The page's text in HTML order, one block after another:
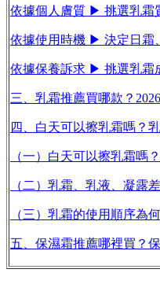
依據個人膚質 ▶ 挑選乳霜
依據使用時機 ▶ 決定日霜
依據保養訴求 ▶ 挑選乳霜
三、乳霜推薦買哪款？
四、白天可以擦乳霜嗎？
（一）白天可以擦乳霜嗎？
（二）乳霜、乳液、凝露
（三）乳霜的使用順序為
五、保濕霜推薦哪裡買？